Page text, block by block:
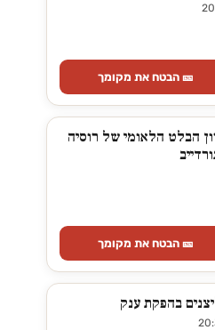
🎫 הבטח את מקומך
הבלט הלאומי של רוסיה
🎫 הבטח את מקומך
בהפקת ענק